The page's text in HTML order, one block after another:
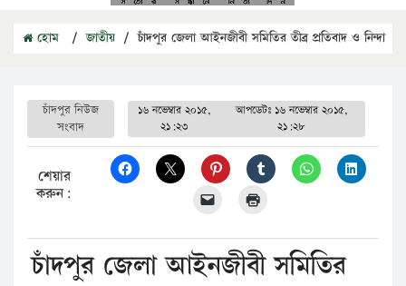
হোম / জাতীয় / চাঁদপুর জেলা আইনজীবী সমিতির তীব্র প্রতিবাদ ও নিন্দা
চাঁদপুর নিউজ
সংবাদ
১৬ নভেম্বার ২০১৫,
২১:২৩
আপডেটঃ ১৬ নভেম্বার ২০১৫,
২১:২৮
শেয়ার
করুন:
চাঁদপুর জেলা আইনজীবী সমিতির